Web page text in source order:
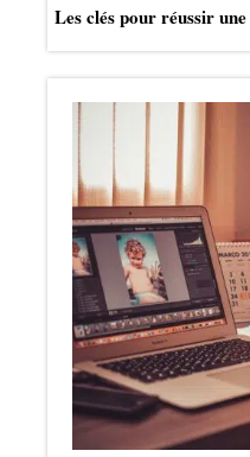
Les clés pour réussir